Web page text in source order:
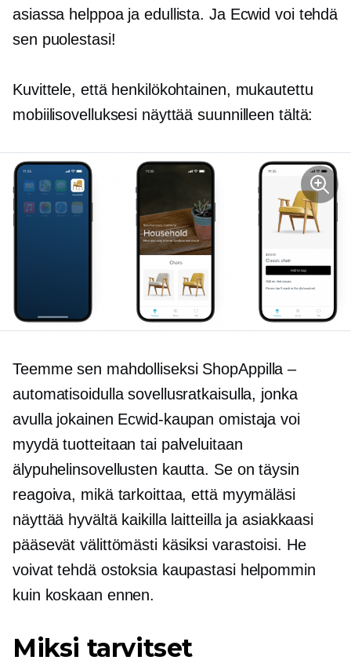
asiassa helppoa ja edullista. Ja Ecwid voi tehdä
sen puolestasi!
Kuvittele, että henkilökohtainen, mukautettu
mobiilisovelluksesi näyttää suunnilleen tältä:
Teemme sen mahdolliseksi ShopAppilla –
automatisoidulla sovellusratkaisulla, jonka
avulla jokainen Ecwid-kaupan omistaja voi
myydä tuotteitaan tai palveluitaan
älypuhelinsovellusten kautta. Se on täysin
reagoiva, mikä tarkoittaa, että myymäläsi
näyttää hyvältä kaikilla laitteilla ja asiakkaasi
pääsevät välittömästi käsiksi varastoisi. He
voivat tehdä ostoksia kaupastasi helpommin
kuin koskaan ennen.
Miksi tarvitset